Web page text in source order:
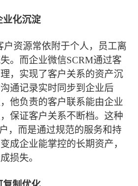
业化沉淀
户资源常依附于个人，员工离
。而企业微信SCRM通过客
，实现了客户关系的资产沉
通记录实时同步到企业后
他负责的客户联系能由企业
保证客户关系不断档。这种
，而是通过规范的服务和持
成企业能掌控的长期资产，
损失。